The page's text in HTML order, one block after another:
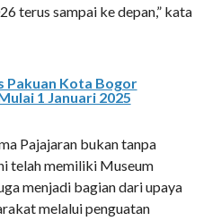
terus sampai ke depan,” kata
Pakuan Kota Bogor
1 Januari 2025
Pajajaran bukan tanpa
telah memiliki Museum
menjadi bagian dari upaya
melalui penguatan